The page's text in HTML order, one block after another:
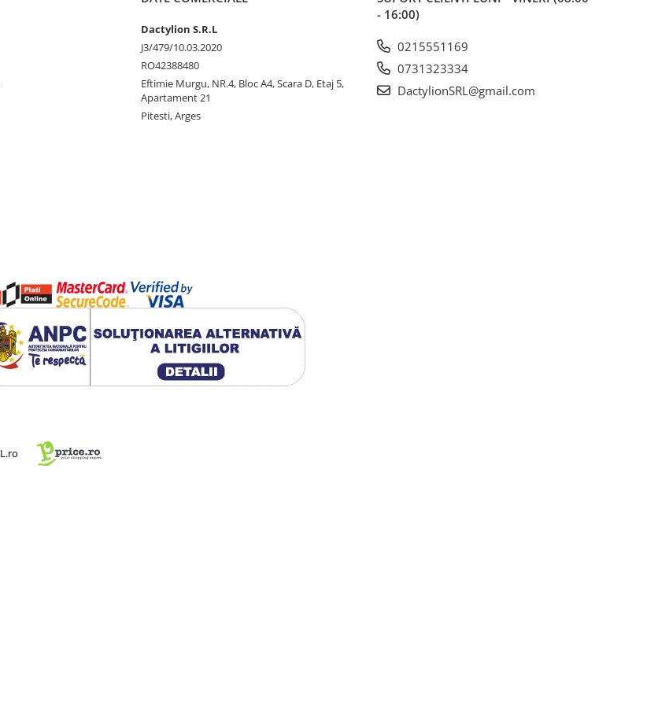
Dactylion S.R.L
J3/479/10.03.2020
RO42388480
Eftimie Murgu, NR.4, Bloc A4, Scara D, Etaj 5,
Apartament 21
Pitesti, Arges
- 16:00)
0215551169
0731323334
DactylionSRL@gmail.com